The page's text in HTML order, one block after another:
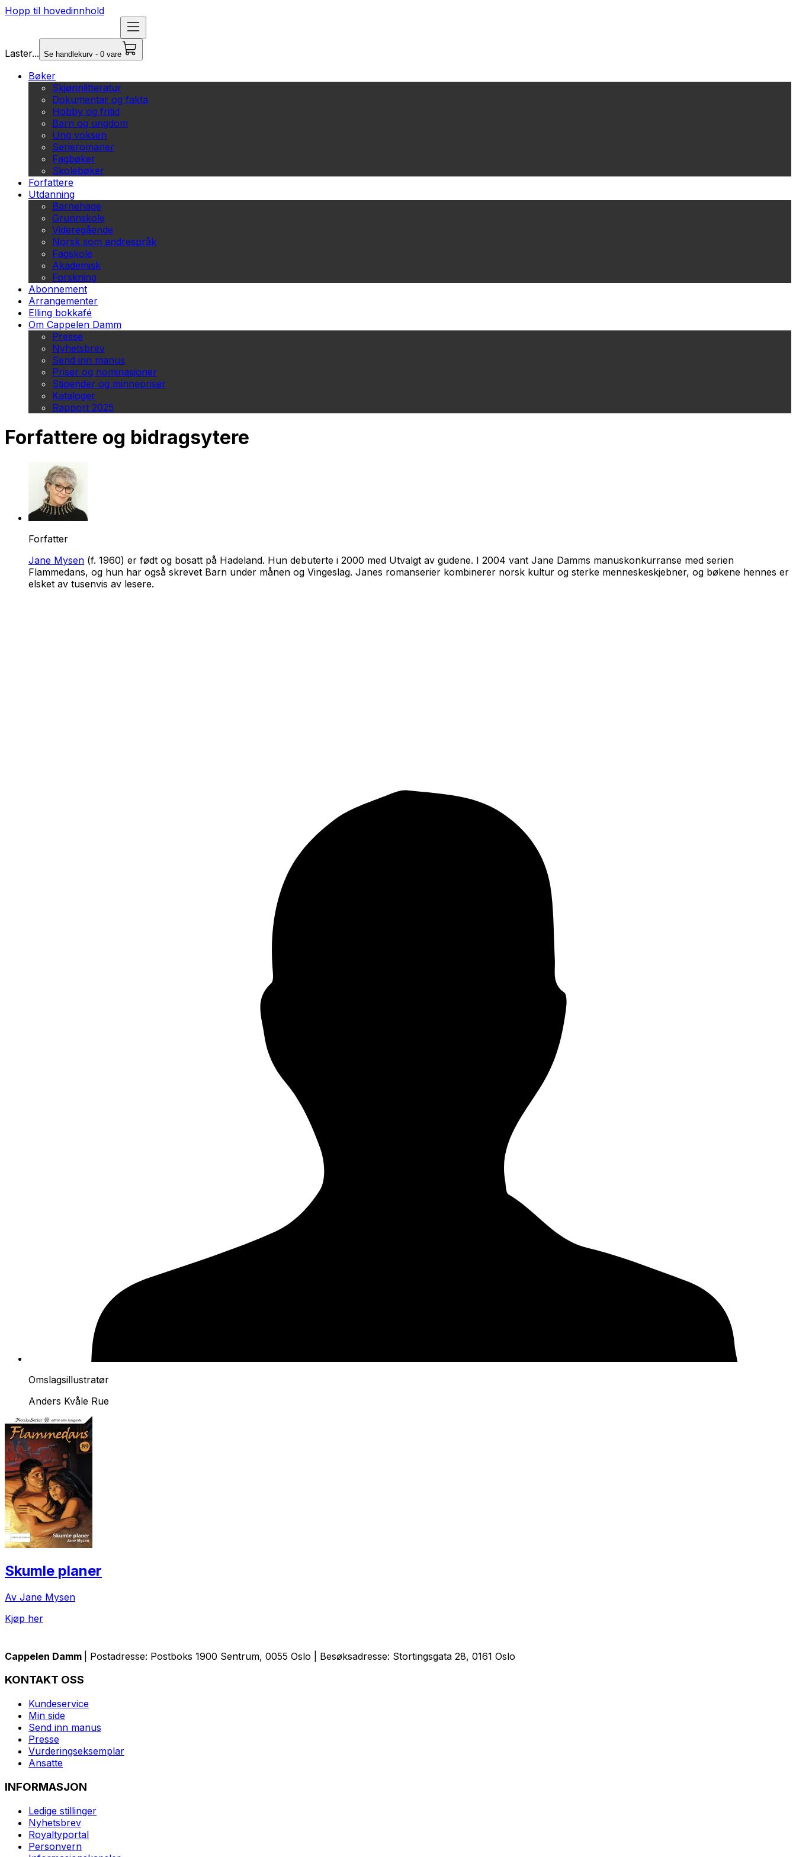
Hopp til hovedinnhold
Laster... Se handlekurv - 0 vare
Bøker
Skjønnlitteratur
Dokumentar og fakta
Hobby og fritid
Barn og ungdom
Ung voksen
Serieromaner
Fagbøker
Skolebøker
Forfattere
Utdanning
Barnehage
Grunnskole
Videregående
Norsk som andrespråk
Fagskole
Akademisk
Forskning
Abonnement
Arrangementer
Elling bokkafé
Om Cappelen Damm
Presse
Nyhetsbrev
Send inn manus
Priser og nominasjoner
Stipender og minnepriser
Kataloger
Rapport 2025
Forfattere og bidragsytere
Forfatter
Jane Mysen (f. 1960) er født og bosatt på Hadeland. Hun debuterte i 2000 med Utvalgt av gudene. I 2004 vant Jane Damms manuskonkurranse med serien
Flammedans, og hun har også skrevet Barn under månen og Vingeslag. Janes romanserier kombinerer norsk kultur og sterke menneskeskjebner, og bøkene hennes er
elsket av tusenvis av lesere.
Omslagsillustratør
Anders Kvåle Rue
Skumle planer
Av Jane Mysen
Kjøp her
Cappelen Damm | Postadresse: Postboks 1900 Sentrum, 0055 Oslo | Besøksadresse: Stortingsgata 28, 0161 Oslo
KONTAKT OSS
Kundeservice
Min side
Send inn manus
Presse
Vurderingseksemplar
Ansatte
INFORMASJON
Ledige stillinger
Nyhetsbrev
Royaltyportal
Personvern